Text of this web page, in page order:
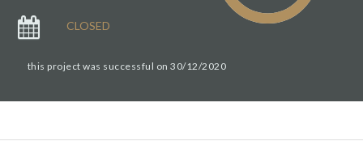
CLOSED
this project was successful on 30/12/2020